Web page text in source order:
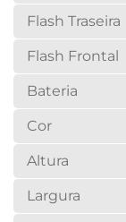
Flash Traseira
Flash Frontal
Bateria
Cor
Altura
Largura